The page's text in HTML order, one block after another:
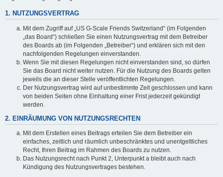
1. NUTZUNGSVERTRAG
Mit dem Zugriff auf „US G-Scale Friends Switzerland“ (im Folgenden
„das Board“) schließen Sie einen Nutzungsvertrag mit dem Betreiber
des Boards ab (im Folgenden „Betreiber“) und erklären sich mit den
nachfolgenden Regelungen einverstanden.
Wenn Sie mit diesen Regelungen nicht einverstanden sind, so dürfen
Sie das Board nicht weiter nutzen. Für die Nutzung des Boards gelten
jeweils die an dieser Stelle veröffentlichten Regelungen.
Der Nutzungsvertrag wird auf unbestimmte Zeit geschlossen und kann
von beiden Seiten ohne Einhaltung einer Frist jederzeit gekündigt
werden.
2. EINRÄUMUNG VON NUTZUNGSRECHTEN
Mit dem Erstellen eines Beitrags erteilen Sie dem Betreiber ein
einfaches, zeitlich und räumlich unbeschränktes und unentgeltliches
Recht, Ihren Beitrag im Rahmen des Boards zu nutzen.
Das Nutzungsrecht nach Punkt 2, Unterpunkt a bleibt auch nach
Kündigung des Nutzungsvertrages bestehen.